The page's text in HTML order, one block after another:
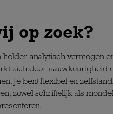
op zoek?
analytisch vermogen
zich door nauwkeurigheid
Je bent flexibel en
zowel schriftelijk als